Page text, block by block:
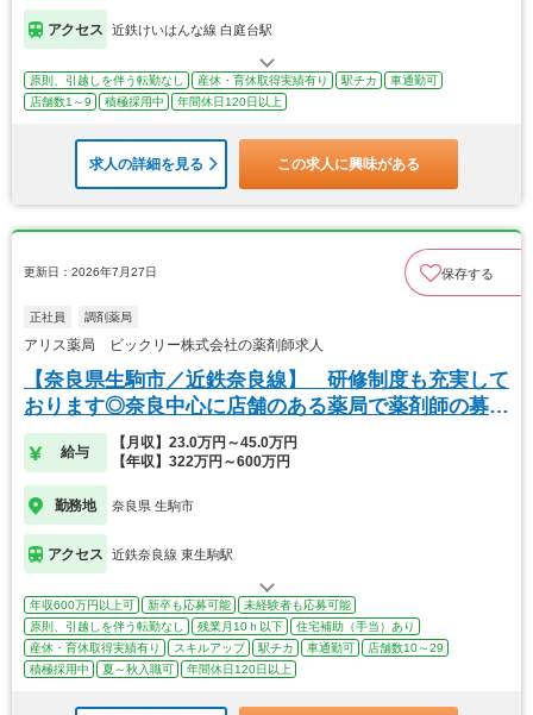
アクセス 近鉄けいはんな線 白庭台駅
原則、引越しを伴う転勤なし 産休・育休取得実績有り 駅チカ
車通勤可
店舗数1～9
積極採用中 年間休日120日以上
求人の詳細を見る この求人に興味がある
更新日：2026年7月27日 保存する
正社員 調剤薬局
アリス薬局 ビックリー株式会社の薬剤師求人
【奈良県生駒市／近鉄奈良線】 研修制度も充実して
おります◎奈良中心に店舗のある薬局で薬剤師の募集
です
給与
【月収】23.0万円～45.0万円
【年収】322万円～600万円
勤務地 奈良県 生駒市
アクセス 近鉄奈良線 東生駒駅
年収600万円以上可 新卒も応募可能
未経験者も応募可能
原則、引越しを伴う転勤なし
残業月10ｈ以下
住宅補助（手当）あり
産休・育休取得実績有り
スキルアップ 駅チカ 車通勤可
店舗数10～29
積極採用中
夏～秋入職可 年間休日120日以上